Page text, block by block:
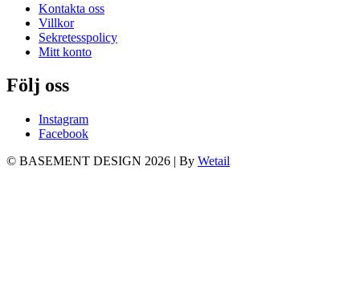
Kontakta oss
Villkor
Sekretesspolicy
Mitt konto
Följ oss
Instagram
Facebook
© BASEMENT DESIGN 2026 | By Wetail